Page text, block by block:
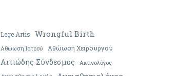
Lege Artis Wrongful Birth
Αθώωση Ιατρού Αθώωση Χειρουργού
Αιτιώδης Σύνδεσμος Ακτινολόγος